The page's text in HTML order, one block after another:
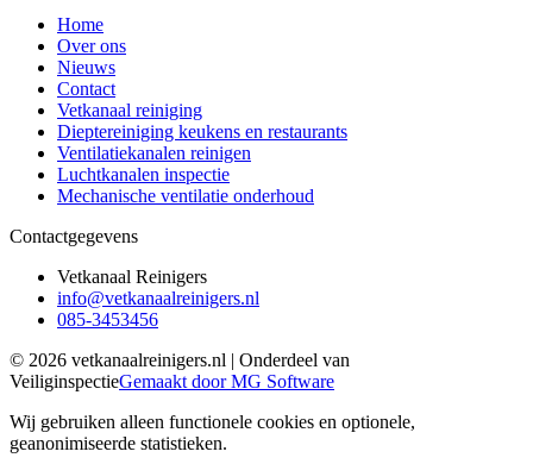
Home
Over ons
Nieuws
Contact
Vetkanaal reiniging
Dieptereiniging keukens en restaurants
Ventilatiekanalen reinigen
Luchtkanalen inspectie
Mechanische ventilatie onderhoud
Contactgegevens
Vetkanaal Reinigers
info@vetkanaalreinigers.nl
085-3453456
© 2026 vetkanaalreinigers.nl | Onderdeel van
VeiliginspectieGemaakt door MG Software
Wij gebruiken alleen functionele cookies en optionele,
geanonimiseerde statistieken.